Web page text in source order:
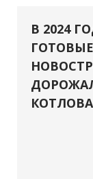
В 2024
ГОТОВЫЕ